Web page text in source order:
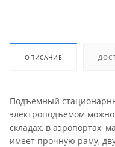
ОПИСАНИЕ
Подъемный
электроподъемом
складах, в аэропортах,
имеет прочную раму,